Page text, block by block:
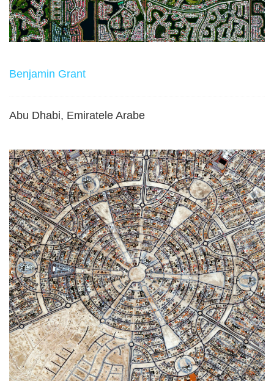
Benjamin Grant
Abu Dhabi, Emiratele Arabe